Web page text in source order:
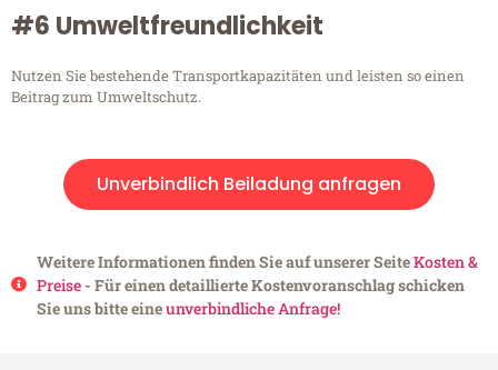
#6 Umweltfreundlichkeit
Nutzen Sie bestehende Transportkapazitäten und leisten so einen
Beitrag zum Umweltschutz.
Unverbindlich Beiladung anfragen
Weitere Informationen finden Sie auf unserer SeiteKosten &
Preise- Für einen detaillierte Kostenvoranschlag schicken
Sie uns bitte eineunverbindliche Anfrage!